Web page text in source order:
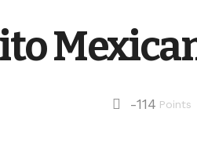
-114 Points